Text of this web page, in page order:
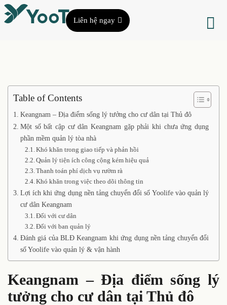
Liên hệ ngay
Table of Contents
Keangnam – Địa điểm sống lý tưởng cho cư dân tại Thủ đô
Một số bất cập cư dân Keangnam gặp phải khi chưa ứng dụng
phần mềm quản lý tòa nhà
Khó khăn trong giao tiếp và phản hồi
Quản lý tiện ích công cộng kém hiệu quả
Thanh toán phí dịch vụ rườm rà
Khó khăn trong việc theo dõi thông tin
Lợi ích khi ứng dụng nền tảng chuyển đổi số Yoolife vào quản lý
cư dân Keangnam
Đối với cư dân
Đối với ban quản lý
Đánh giá của BLĐ Keangnam khi ứng dụng nền tảng chuyển đổi
số Yoolife vào quản lý & vận hành
Keangnam – Địa điểm sống lý
tưởng cho cư dân tại Thủ đô